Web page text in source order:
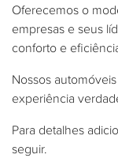
Oferecemos o
empresas e seus
conforto e
Nossos
experiência
Para detalhes
seguir.